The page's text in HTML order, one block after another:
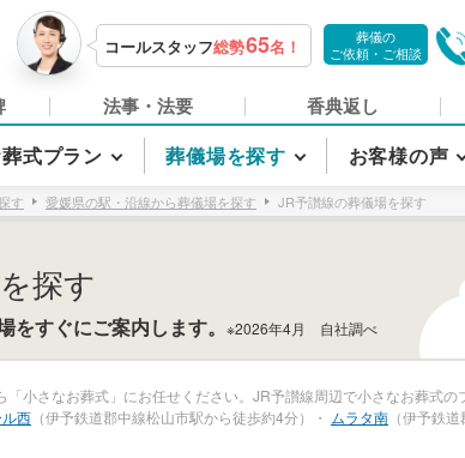
コールスタッフ総勢65名！
葬儀の
ご依頼・ご相談
法事・法要 香典返し
式プラン 葬儀場を探す お客様の声
す 愛媛県の駅・沿線から葬儀場を探す JR予讃線の葬儀場を探す
探す
をすぐにご案内します。 ※2026年4月 自社調べ
小さなお葬式」にお任せください。JR予讃線周辺で小さなお葬式の
西 （伊予鉄道郡中線松山市駅から徒歩約4分）・ ムラタ南 （伊予鉄